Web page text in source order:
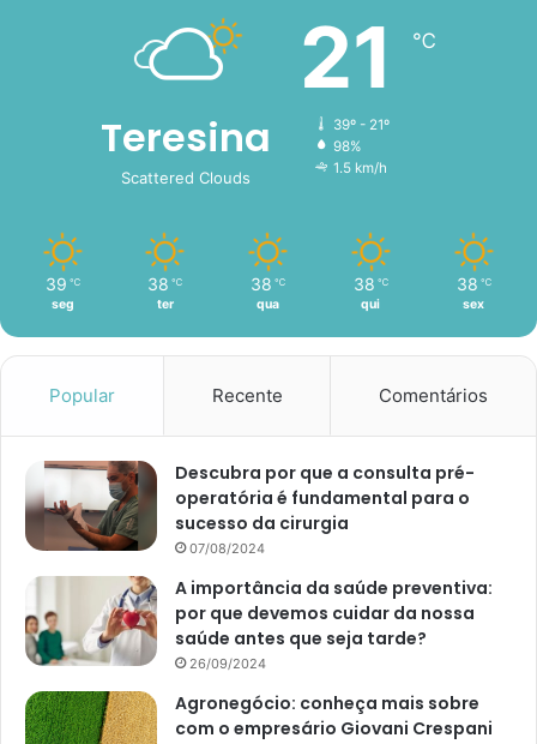
Teresina
Scattered Clouds
21 ℃
39º - 21º
98%
1.5 km/h
39 ℃
seg
38 ℃
ter
38 ℃
qua
38 ℃
qui
38 ℃
sex
Popular Recente Comentários
Descubra por que a consulta pré-
operatória é fundamental para o
sucesso da cirurgia
07/08/2024
A importância da saúde preventiva:
por que devemos cuidar da nossa
saúde antes que seja tarde?
26/09/2024
Agronegócio: conheça mais sobre
com o empresário Giovani Crespani